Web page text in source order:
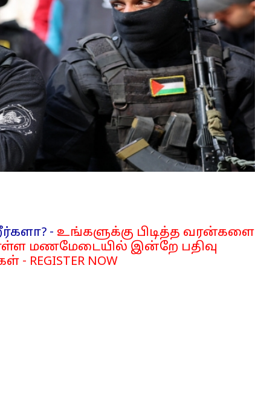
- உங்களுக்கு பிடித்த வரன்களை
மணமேடையில் இன்றே பதிவு
REGISTER NOW